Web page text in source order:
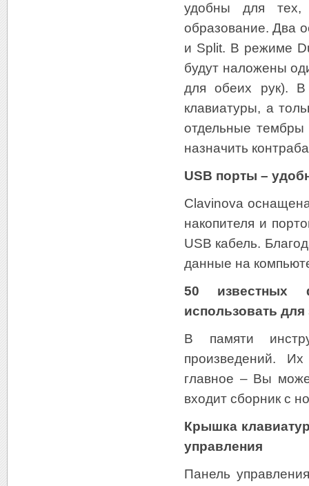
удобны для тех,
образование. Два
и Split. В режиме
будут наложены
для обеих рук).
клавиатуры, а
отдельные
назначить
USB порты –
Clavinova
накопителя и
USB кабель.
данные на
50 известных
использовать для
В памяти
произведений.
главное – Вы
входит сборник с
Крышка
управления
Панель